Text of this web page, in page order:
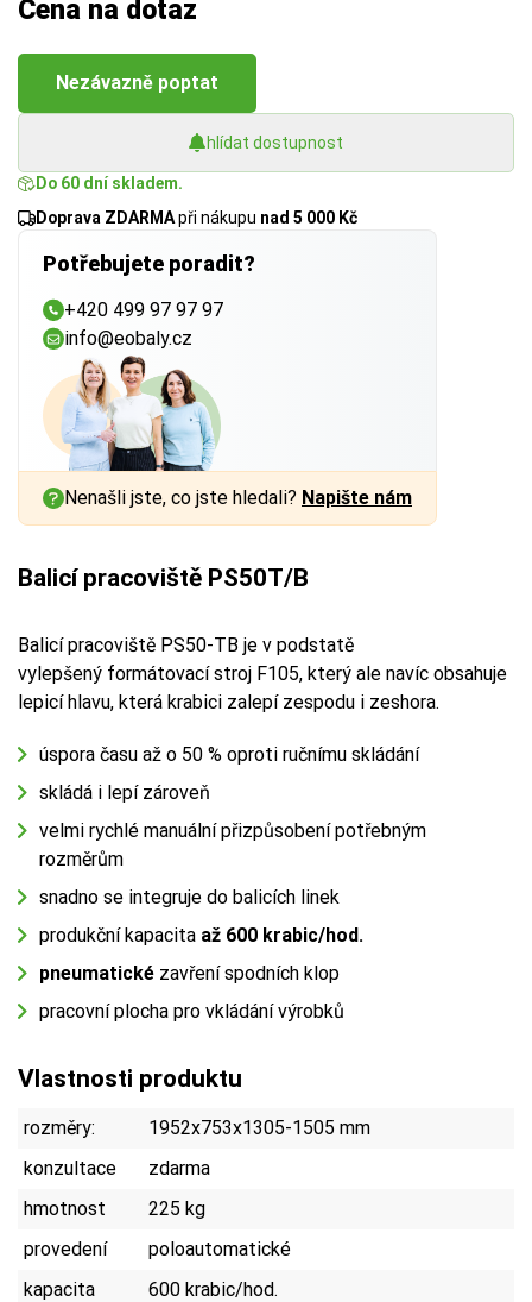
Cena na dotaz
Nezávazně poptat
hlídat dostupnost
Do 60 dní skladem.
Doprava ZDARMApři nákupu nad 5 000 Kč
Potřebujete poradit?
+420 499 97 97 97
info@eobaly.cz
Nenašli jste, co jste hledali? Napište nám
Balicí pracoviště PS50T/B
Balicí pracoviště PS50-TB je v podstatě
vylepšený formátovací stroj F105, který ale navíc obsahuje
lepicí hlavu, která krabici zalepí zespodu i zeshora.
úspora času až o 50 % oproti ručnímu skládání
skládá i lepí zároveň
velmi rychlé manuální přizpůsobení potřebným
rozměrům
snadno se integruje do balicích linek
produkční kapacita až 600 krabic/hod.
pneumatické zavření spodních klop
pracovní plocha pro vkládání výrobků
Vlastnosti produktu
rozměry:
1952x753x1305-1505 mm
konzultace
zdarma
hmotnost
225 kg
provedení
poloautomatické
kapacita
600 krabic/hod.